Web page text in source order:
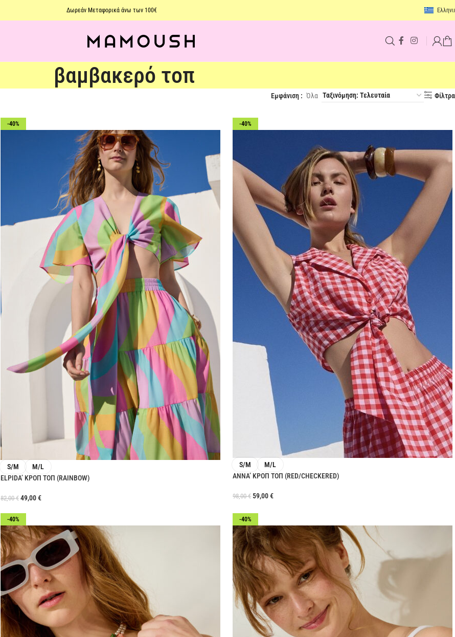
Δωρεάν Μεταφορικά άνω των 100€
βαμβακερό τοπ
Εμφάνιση Όλα Φίλτρα
-40%
S/M
M/L
ELPIDA’ ΚΡΟΠ ΤΟΠ (RAINBOW)
82,00€ 49,00€
-40%
S/M
M/L
ANNA’ ΚΡΟΠ ΤΟΠ (RED/CHECKERED)
98,00€ 59,00€
-40% -40%